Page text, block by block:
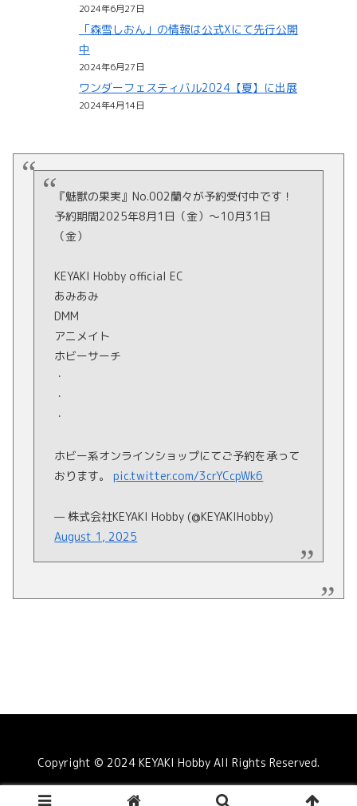
2024年6月27日
「森雪しおん」の情報は公式Xにて先行公開
中
2024年6月27日
ワンダーフェスティバル2024【夏】に出展
2024年4月14日
『魅獣の果実』No.002蘭々が予約受付中です！
予約期間2025年8月1日（金）〜10月31日
（金）
KEYAKI Hobby official EC
あみあみ
DMM
アニメイト
ホビーサーチ
・
・
・
ホビー系オンラインショップにてご予約を承って
おります。pic.twitter.com/3crYCcpWk6
— 株式会社KEYAKI Hobby (@KEYAKIHobby)
August 1, 2025
Copyright © 2024 KEYAKI Hobby All Rights Reserved.